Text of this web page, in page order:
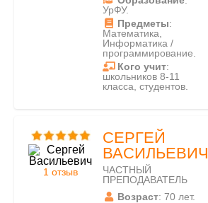
УрФУ.
Предметы:
Математика,
Информатика /
программирование.
Кого учит:
школьников 8-11
класса, студентов.
1 отзыв
СЕРГЕЙ
ВАСИЛЬЕВИЧ
ЧАСТНЫЙ
ПРЕПОДАВАТЕЛЬ
Возраст: 70 лет.